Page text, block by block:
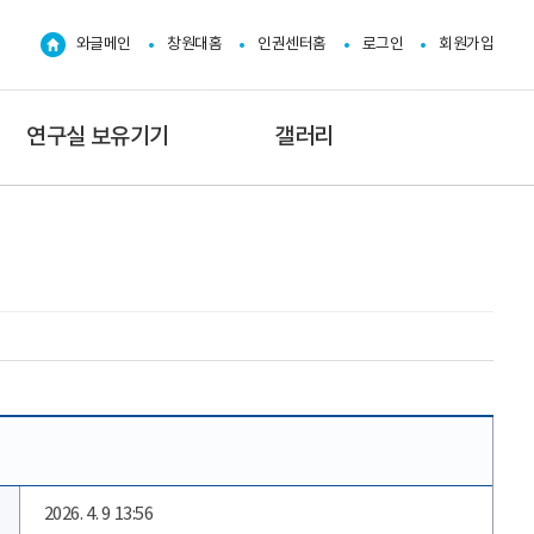
와글메인 창원대홈 인권센터홈 로그인 회원가입
연구실 보유기기 갤러리
2026. 4. 9 13:56